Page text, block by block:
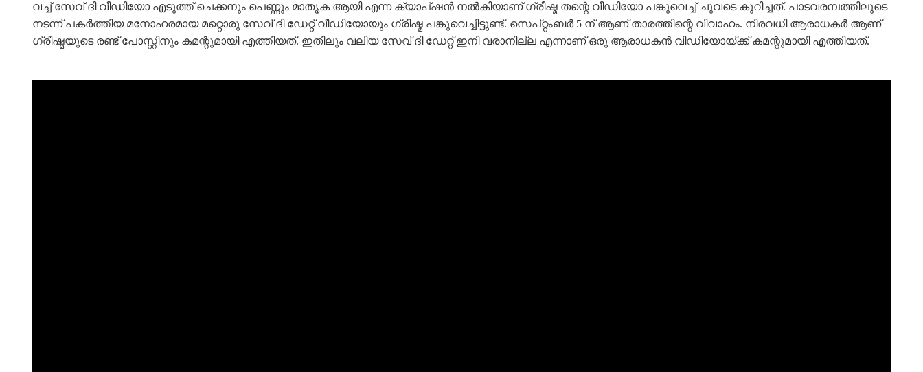
വച്ച് സേവ് ദി വീഡിയോ എടുത്ത് ചെക്കനും പെണ്ണും മാതൃക ആയി എന്ന ക്യാപ്ഷൻ നൽകിയാണ് ഗ്രീഷ്മ തന്റെ വീഡിയോ പങ്കുവെച്ച് ചുവടെ കുറിച്ചത്. പാടവരമ്പത്തിലൂടെ
നടന്ന് പകർത്തിയ മനോഹരമായ മറ്റൊരു സേവ് ദി ഡേറ്റ് വീഡിയോയും ഗ്രീഷ്മ പങ്കുവെച്ചിട്ടുണ്ട്. സെപ്റ്റംബർ 5 ന് ആണ് താരത്തിന്റെ വിവാഹം. നിരവധി ആരാധകർ ആണ്
ഗ്രീഷ്മയുടെ രണ്ട് പോസ്റ്റിനും കമന്റുമായി എത്തിയത്. ഇതിലും വലിയ സേവ് ദി ഡേറ്റ് ഇനി വരാനില്ല എന്നാണ് ഒരു ആരാധകൻ വിഡിയോയ്ക്ക് കമന്റുമായി എത്തിയത്.